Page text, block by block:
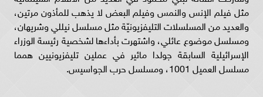
مثل فيلم الإنس والنمس وفيلم البعض لا يذهب للمأذون مرتين،
والعديد من المسلسلات التليفزيونيّة مثل مسلسل نيللي وشريهان،
ومسلسل موضوع عائلي، واشتهرت بأداءها لشخصية رئيسة الوزراء
الإسرائيلية السابقة جولدا مائير في عملين تليفزيونيين همما
مسلسل العميل 1001، ومسلسل حرب الجواسيس.